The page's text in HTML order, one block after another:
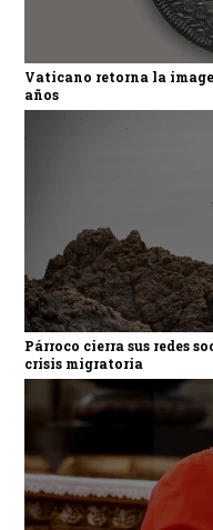
Vaticano retorna la
años
Párroco cierra sus redes
crisis migratoria